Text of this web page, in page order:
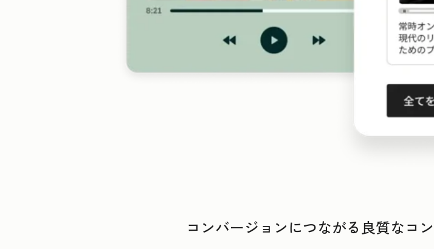
コンバージョンにつながる良質なコ